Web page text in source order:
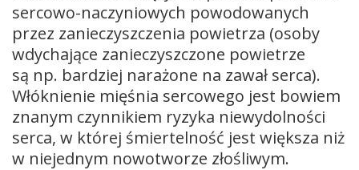
sercowo-naczyniowych powodowanych
przez zanieczyszczenia powietrza (osoby
wdychające zanieczyszczone powietrze
są np. bardziej narażone na zawał serca).
Włóknienie mięśnia sercowego jest bowiem
znanym czynnikiem ryzyka niewydolności
serca, w której śmiertelność jest większa niż
w niejednym nowotworze złośliwym.